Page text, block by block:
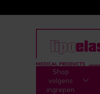
Shop
volgens
ingrepen